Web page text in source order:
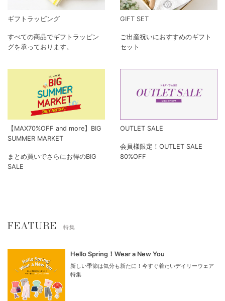
ギフトラッピング
すべての商品でギフトラッピン
グを承っております。
GIFT SET
ご出産祝いにおすすめのギフト
セット
【MAX70%OFF and more】BIG
SUMMER MARKET
まとめ買いでさらにお得のBIG
SALE
OUTLET SALE
会員様限定！OUTLET SALE
80%OFF
FEATURE 特集
Hello Spring！Wear a New You
新しい季節は気分も新たに！今すぐ着たいデイリーウェア
特集